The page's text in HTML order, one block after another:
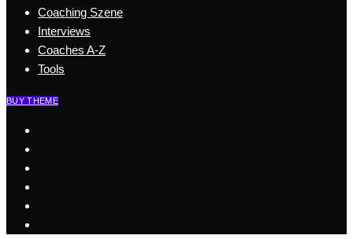
Coaching Szene
Interviews
Coaches A-Z
Tools
BUY THEME